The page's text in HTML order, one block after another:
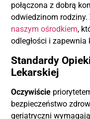
połączona z dobrą
odwiedzinom rodziny.
naszym ośrodkiem,
odległości i
Standardy
Lekarskiej
Oczywiście
bezpieczeństwo
geriatryczni